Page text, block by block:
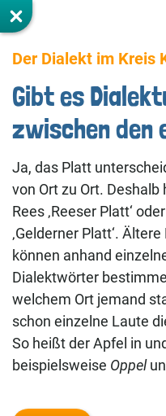
Der Dialekt im Kreis
Gibt es
zwischen den
Ja, das Platt
von Ort zu Ort. Deshalb
Rees ‚Reeser Platt‘
‚Gelderner Platt‘.
können anhand
Dialektwörter
welchem Ort jemand
schon einzelne Laute
So heißt der Apfel in
beispielsweise Oppel